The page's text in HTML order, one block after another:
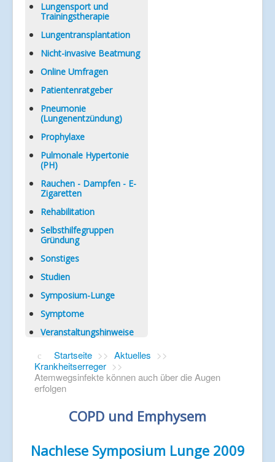
Lungensport und
Trainingstherapie
Lungentransplantation
Nicht-invasive Beatmung
Online Umfragen
Patientenratgeber
Pneumonie
(Lungenentzündung)
Prophylaxe
Pulmonale Hypertonie
(PH)
Rauchen - Dampfen - E-
Zigaretten
Rehabilitation
Selbsthilfegruppen
Gründung
Sonstiges
Studien
Symposium-Lunge
Symptome
Veranstaltungshinweise
Startseite >> Aktuelles >>
Krankheitserreger >>
Atemwegsinfekte können auch über die Augen
erfolgen
COPD und Emphysem
Nachlese Symposium Lunge 2009